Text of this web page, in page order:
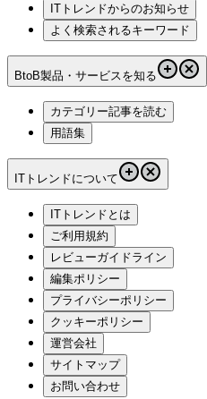
ITトレンドからのお知らせ
よく検索されるキーワード
BtoB製品・サービスを知る
カテゴリー記事を読む
用語集
ITトレンドについて
ITトレンドとは
ご利用規約
レビューガイドライン
編集ポリシー
プライバシーポリシー
クッキーポリシー
運営会社
サイトマップ
お問い合わせ